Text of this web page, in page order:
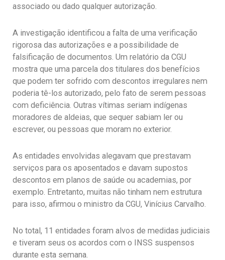
associado ou dado qualquer autorização.
A investigação identificou a falta de uma verificação
rigorosa das autorizações e a possibilidade de
falsificação de documentos. Um relatório da CGU
mostra que uma parcela dos titulares dos benefícios
que podem ter sofrido com descontos irregulares nem
poderia tê-los autorizado, pelo fato de serem pessoas
com deficiência. Outras vítimas seriam indígenas
moradores de aldeias, que sequer sabiam ler ou
escrever, ou pessoas que moram no exterior.
As entidades envolvidas alegavam que prestavam
serviços para os aposentados e davam supostos
descontos em planos de saúde ou academias, por
exemplo. Entretanto, muitas não tinham nem estrutura
para isso, afirmou o ministro da CGU, Vinícius Carvalho.
No total, 11 entidades foram alvos de medidas judiciais
e tiveram seus os acordos com o INSS suspensos
durante esta semana.